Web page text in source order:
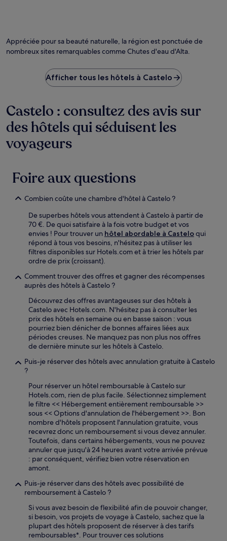
Appréciée pour sa beauté naturelle, la région est ponctuée de
nombreux sites remarquables comme Chutes d'eau d'Alta.
Afficher tous les hôtels à Castelo
Castelo : consultez des avis sur
des hôtels qui séduisent les
voyageurs
Foire aux questions
Combien coûte une chambre d'hôtel à Castelo ?
De superbes hôtels vous attendent à Castelo à partir de
70 €. De quoi satisfaire à la fois votre budget et vos
envies ! Pour trouver un hôtel abordable à Casteloqui
répond à tous vos besoins, n'hésitez pas à utiliser les
filtres disponibles sur Hotels.com et à trier les hôtels par
ordre de prix (croissant).
Comment trouver des offres et gagner des récompenses
auprès des hôtels à Castelo ?
Découvrez des offres avantageuses sur des hôtels à
Castelo avec Hotels.com. N'hésitez pas à consulter les
prix des hôtels en semaine ou en basse saison : vous
pourriez bien dénicher de bonnes affaires liées aux
périodes creuses. Ne manquez pas non plus nos offres
de dernière minute sur les hôtels à Castelo.
Puis-je réserver des hôtels avec annulation gratuite à Castelo
?
Pour réserver un hôtel remboursable à Castelo sur
Hotels.com, rien de plus facile. Sélectionnez simplement
le filtre << Hébergement entièrement remboursable >>
sous << Options d'annulation de l'hébergement >>. Bon
nombre d'hôtels proposent l'annulation gratuite, vous
recevrez donc un remboursement si vous devez annuler.
Toutefois, dans certains hébergements, vous ne pouvez
annuler que jusqu'à 24 heures avant votre arrivée prévue
: par conséquent, vérifiez bien votre réservation en
amont.
Puis-je réserver dans des hôtels avec possibilité de
remboursement à Castelo ?
Si vous avez besoin de flexibilité afin de pouvoir changer,
si besoin, vos projets de voyage à Castelo, sachez que la
plupart des hôtels proposent de réserver à des tarifs
remboursables*. Pour trouver ces solutions